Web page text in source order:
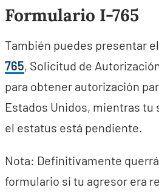
Formulario I-765
También puedes presentar el
765, Solicitud de
para obtener autorización
Estados Unidos, mientras tu
el estatus está pendiente.
Nota: Definitivamente
formulario si tu agresor era